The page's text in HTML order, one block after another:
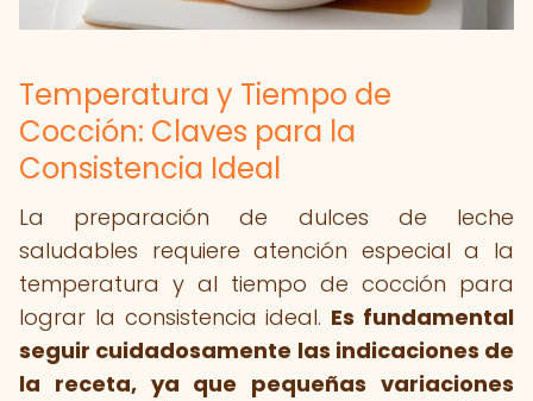
Temperatura y Tiempo de
Cocción: Claves para la
Consistencia Ideal
La preparación de dulces de leche
saludables requiere atención especial a la
temperatura y al tiempo de cocción para
lograr la consistencia ideal. Es fundamental
seguir cuidadosamente las indicaciones de
la receta, ya que pequeñas variaciones